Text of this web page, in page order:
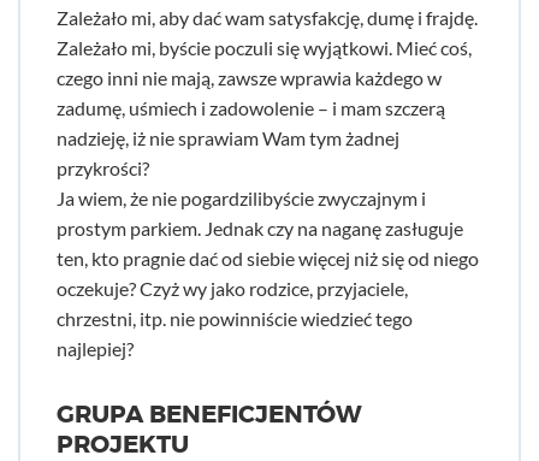
Zależało mi, aby dać wam satysfakcję, dumę i frajdę.
Zależało mi, byście poczuli się wyjątkowi. Mieć coś,
czego inni nie mają, zawsze wprawia każdego w
zadumę, uśmiech i zadowolenie – i mam szczerą
nadzieję, iż nie sprawiam Wam tym żadnej
przykrości?
Ja wiem, że nie pogardzilibyście zwyczajnym i
prostym parkiem. Jednak czy na naganę zasługuje
ten, kto pragnie dać od siebie więcej niż się od niego
oczekuje? Czyż wy jako rodzice, przyjaciele,
chrzestni, itp. nie powinniście wiedzieć tego
najlepiej?
GRUPA BENEFICJENTÓW
PROJEKTU